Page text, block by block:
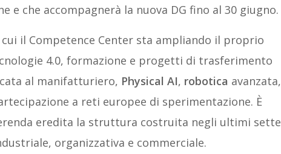
e che accompagnerà la nuova DG fino al 30 giugno.
il Competence Center sta ampliando il proprio
4.0, formazione e progetti di trasferimento
al manifatturiero, Physical AI, robotica avanzata,
a reti europee di sperimentazione. È
eredita la struttura costruita negli ultimi sette
organizzativa e commerciale.